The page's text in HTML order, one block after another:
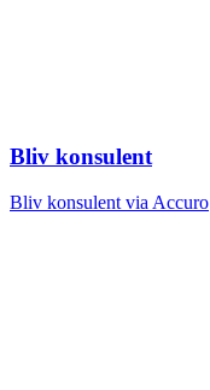
Bliv konsulent
Bliv konsulent via Accuro